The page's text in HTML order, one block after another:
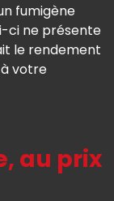
fumigène
ci ne présente
le rendement
votre
au prix